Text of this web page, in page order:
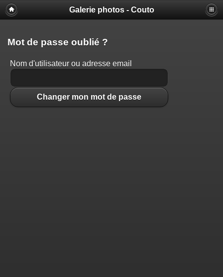
Galerie photos - Couto
Mot de passe oublié ?
Nom d'utilisateur ou adresse email
Changer mon mot de passe